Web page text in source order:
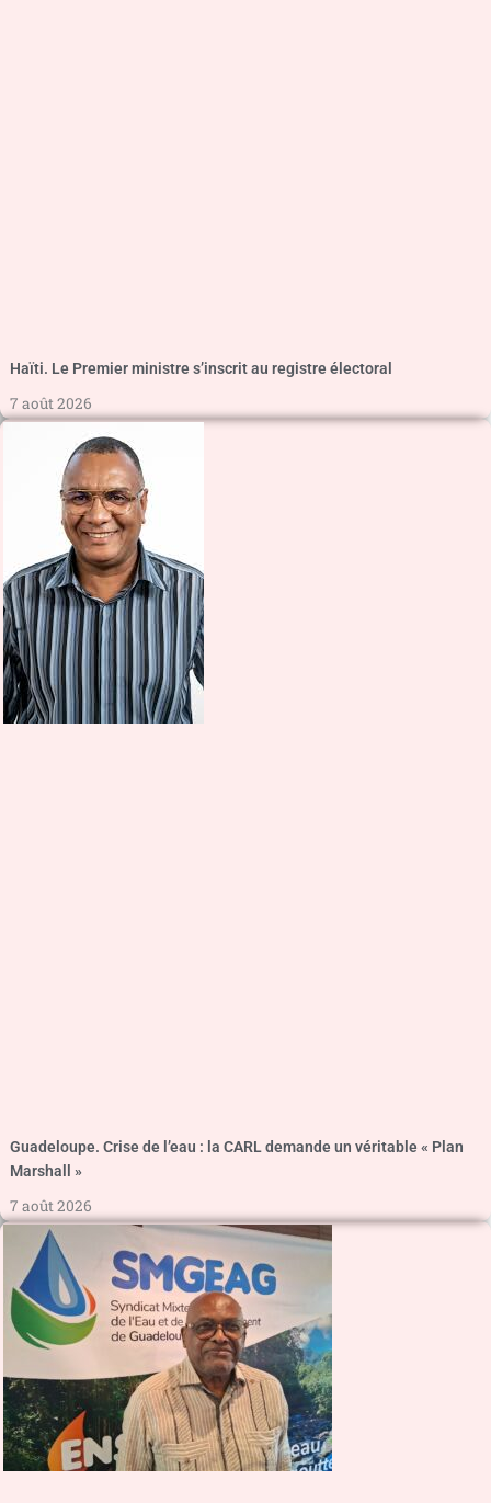
Haïti. Le Premier ministre s’inscrit au registre électoral
7 août 2026
Guadeloupe. Crise de l’eau : la CARL demande un véritable « Plan
Marshall »
7 août 2026